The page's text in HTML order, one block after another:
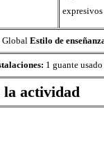
Global Estilo de
1 guante
la actividad